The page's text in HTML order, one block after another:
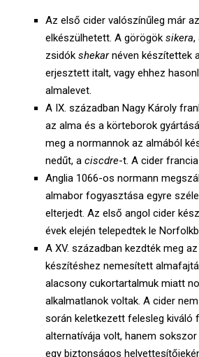
Az első cider valószínűleg már
elkészülhetett. A görögök sikera,
zsidók shekarnéven készítettek
erjesztett italt, vagy ehhez
almalevet.
A IX. században Nagy Károly
az alma és a körteborok
meg a normannok az almából
nedűt, a ciscdre-t. A cider francia
Anglia 1066-os normann
almabor fogyasztása egyre
elterjedt. Az első angol cider
évek elején telepedtek le
A XV. században kezdték meg
készítéshez nemesített
alacsony cukortartalmuk miatt
alkalmatlanok voltak. A cider
során keletkezett felesleg kiváló
alternatívája volt, hanem
egy biztonságos